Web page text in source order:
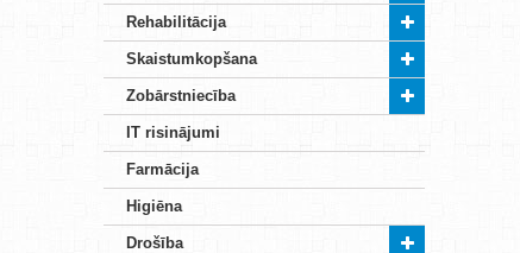
Rehabilitācija
Skaistumkopšana
Zobārstniecība
IT risinājumi
Farmācija
Higiēna
Drošība